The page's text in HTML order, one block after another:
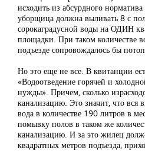
исходить из абсурдного
уборщица должна выливать 8 с
сорокаградусной воды на ОДИН
площадки. При таком количестве
подъезде сопровождалось бы
Но это еще не все. В квитанции
«Водоотведение горячей и
нужды». Причем, сколько
канализацию. Это значит, что вся
вода в количестве 190 литров в
помывку полов в таком же
канализацию. И за это жилец
квадратных метров подъезда,